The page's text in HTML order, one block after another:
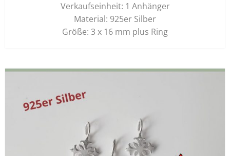
Verkaufseinheit: 1 Anhänger
Material: 925er Silber
Größe: 3 x 16 mm plus Ring